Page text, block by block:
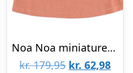
Noa Noa miniature T-shirt – Koral m. Blomst
kr.179,95 Den
kr. 62,98Den